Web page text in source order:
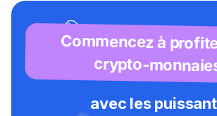
Commencez à
crypto-
avec les